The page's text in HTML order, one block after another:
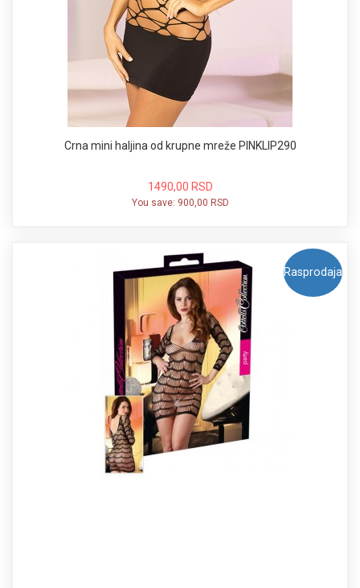
Crna mini haljina od krupne mreže PINKLIP290
1490,00 RSD
You save: 900,00 RSD
Rasprodaja